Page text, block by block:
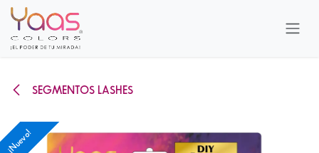
Ir al contenido
SEGMENTOS LASHES
¡Nuevo!